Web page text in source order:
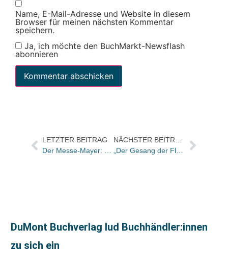
Name, E-Mail-Adresse und Website in diesem
Browser für meinen nächsten Kommentar
speichern.
Ja, ich möchte den BuchMarkt-Newsflash
abonnieren
LETZTER BEITRAG
Der Messe-Mayer: „Ich kann noch Mihály Csíkszentmihályi tippen“
NÄCHSTER BEITRAG
„Der Gesang der Flusskrebse“ bei Heyne im Taschenbuch jetzt eine Million mal verkauft
DuMont Buchverlag lud Buchhändler:innen
zu sich ein